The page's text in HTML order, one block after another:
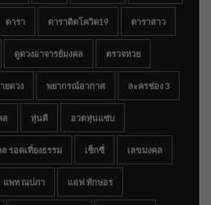
ดารา ดาราติดโควิด19 ดาราสาว
ดูดวงอาจารย์มงคล ตรวจหวย
ยดวง พยากรณ์อากาศ ละครช่อง 3
ล หุ่นดี อวดหุ่นแซ่บ
รอดเที่ยงธรรม เซ็กซี่ เลขมงคล
แพท ณปภา แอฟ ทักษอร